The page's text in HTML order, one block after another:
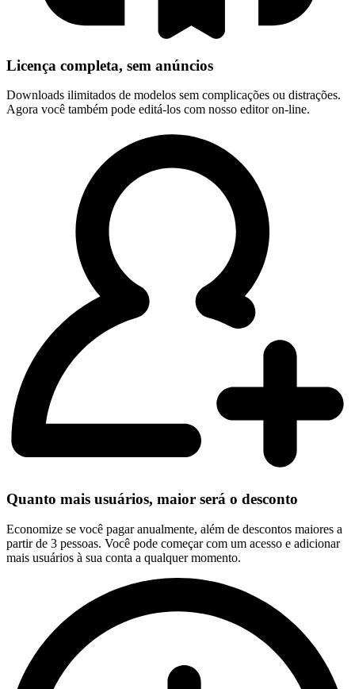
Licença completa, sem anúncios
Downloads ilimitados de modelos sem complicações ou distrações.
Agora você também pode editá-los com nosso editor on-line.
Quanto mais usuários, maior será o desconto
Economize se você pagar anualmente, além de descontos maiores a
partir de 3 pessoas. Você pode começar com um acesso e adicionar
mais usuários à sua conta a qualquer momento.